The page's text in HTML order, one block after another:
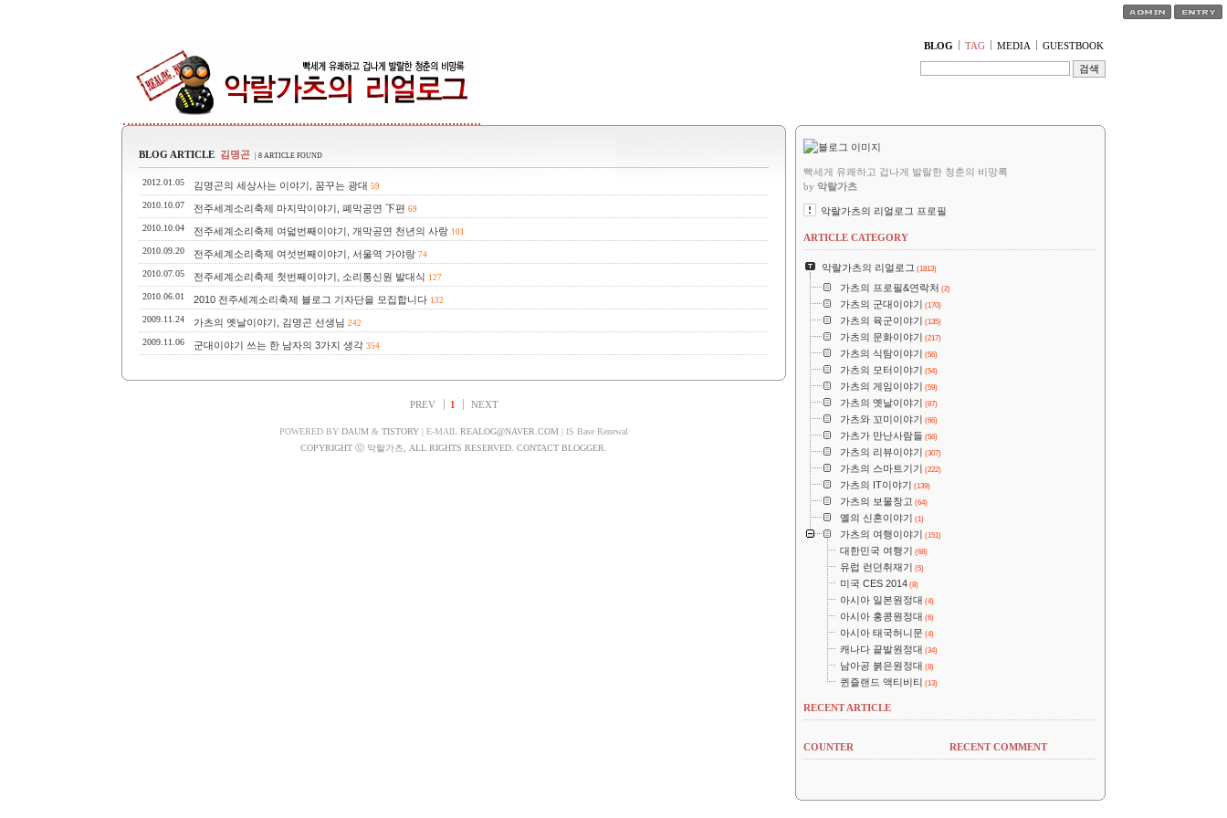
BLOG TAG MEDIA GUESTBOOK
BLOG ARTICLE 김명곤 | 8 ARTICLE FOUND
2012.01.05 김명곤의 세상사는 이야기, 꿈꾸는 광대 59
2010.10.07 전주세계소리축제 마지막이야기, 폐막공연 下편 69
2010.10.04 전주세계소리축제 여덟번째이야기, 개막공연 천년의 사랑 101
2010.09.20 전주세계소리축제 여섯번째이야기, 서울역 가야랑 74
2010.07.05 전주세계소리축제 첫번째이야기, 소리통신원 발대식 127
2010.06.01 2010 전주세계소리축제 블로그 기자단을 모집합니다 132
2009.11.24 가츠의 옛날이야기, 김명곤 선생님 242
2009.11.06 군대이야기 쓰는 한 남자의 3가지 생각 354
PREV 1 NEXT
POWERED BY DAUM & TISTORY | E-MAIL REALOG@NAVER.COM | IS Base Renewal
COPYRIGHT ⓒ 악랄가츠, ALL RIGHTS RESERVED. CONTACT BLOGGER.
빡세게 유쾌하고 겁나게 발랄한 청춘의 비망록
by 악랄가츠
악랄가츠의 리얼로그 프로필
ARTICLE CATEGORY
악랄가츠의 리얼로그 (1813)
가츠의 프로필&연락처 (2)
가츠의 군대이야기 (170)
가츠의 육군이야기 (135)
가츠의 문화이야기 (217)
가츠의 식탐이야기 (56)
가츠의 모터이야기 (54)
가츠의 게임이야기 (59)
가츠의 옛날이야기 (87)
가츠와 꼬미이야기 (66)
가츠가 만난사람들 (56)
가츠의 리뷰이야기 (307)
가츠의 스마트기기 (222)
가츠의 IT이야기 (139)
가츠의 보물창고 (64)
옐의 신혼이야기 (1)
가츠의 여행이야기 (151)
대한민국 여행기 (68)
유럽 런던취재기 (5)
미국 CES 2014 (8)
아시아 일본원정대 (4)
아시아 홍콩원정대 (6)
아시아 태국허니문 (4)
캐나다 끝발원정대 (34)
남아공 붉은원정대 (8)
퀸즐랜드 액티비티 (13)
RECENT ARTICLE
COUNTER RECENT COMMENT
티스토리툴바